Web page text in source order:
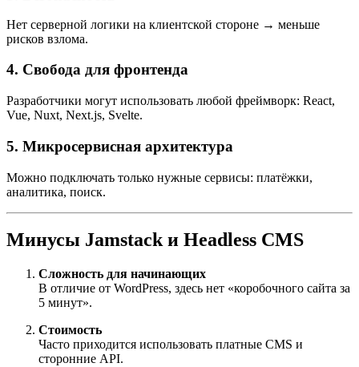
Нет серверной логики на клиентской стороне → меньше
рисков взлома.
4. Свобода для фронтенда
Разработчики могут использовать любой фреймворк: React,
Vue, Nuxt, Next.js, Svelte.
5. Микросервисная архитектура
Можно подключать только нужные сервисы: платёжки,
аналитика, поиск.
Минусы Jamstack и Headless CMS
Сложность для начинающих
В отличие от WordPress, здесь нет «коробочного сайта за
5 минут».
Стоимость
Часто приходится использовать платные CMS и
сторонние API.